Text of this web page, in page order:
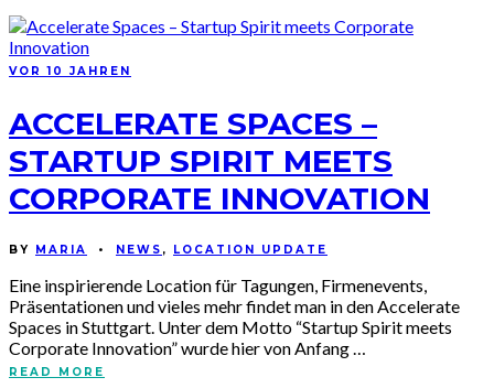
VOR 10 JAHREN
ACCELERATE SPACES –
STARTUP SPIRIT MEETS
CORPORATE INNOVATION
BY MARIA • NEWS , LOCATION UPDATE
Eine inspirierende Location für Tagungen, Firmenevents,
Präsentationen und vieles mehr findet man in den Accelerate
Spaces in Stuttgart. Unter dem Motto “Startup Spirit meets
Corporate Innovation” wurde hier von Anfang …
READ MORE